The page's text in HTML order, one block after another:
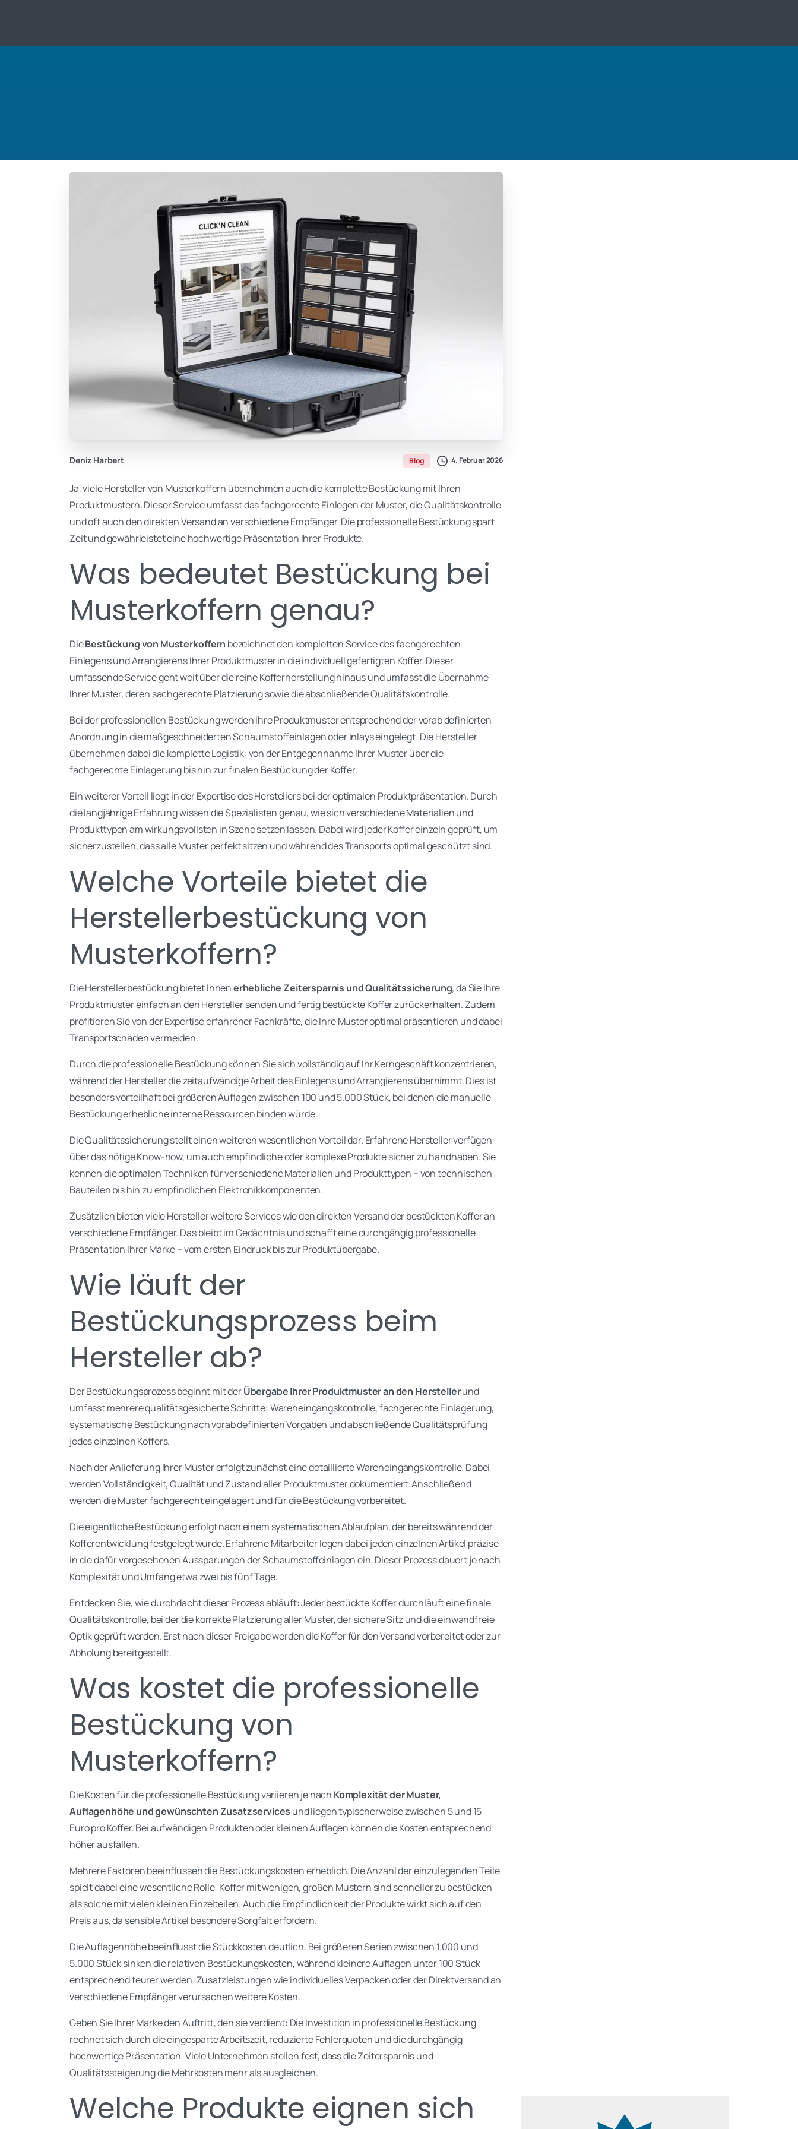
Deniz Harbert Blog 4. Februar 2026
Ja, viele Hersteller von Musterkoffern übernehmen auch die komplette Bestückung mit Ihren
Produktmustern. Dieser Service umfasst das fachgerechte Einlegen der Muster, die Qualitätskontrolle
und oft auch den direkten Versand an verschiedene Empfänger. Die professionelle Bestückung spart
Zeit und gewährleistet eine hochwertige Präsentation Ihrer Produkte.
Was bedeutet Bestückung bei
Musterkoffern genau?
DieBestückung von Musterkoffern bezeichnet den kompletten Service des fachgerechten
Einlegens und Arrangierens Ihrer Produktmuster in die individuell gefertigten Koffer. Dieser
umfassende Service geht weit über die reine Kofferherstellung hinaus und umfasst die Übernahme
Ihrer Muster, deren sachgerechte Platzierung sowie die abschließende Qualitätskontrolle.
Bei der professionellen Bestückung werden Ihre Produktmuster entsprechend der vorab definierten
Anordnung in die maßgeschneiderten Schaumstoffeinlagen oder Inlays eingelegt. Die Hersteller
übernehmen dabei die komplette Logistik: von der Entgegennahme Ihrer Muster über die
fachgerechte Einlagerung bis hin zur finalen Bestückung der Koffer.
Ein weiterer Vorteil liegt in der Expertise des Herstellers bei der optimalen Produktpräsentation. Durch
die langjährige Erfahrung wissen die Spezialisten genau, wie sich verschiedene Materialien und
Produkttypen am wirkungsvollsten in Szene setzen lassen. Dabei wird jeder Koffer einzeln geprüft, um
sicherzustellen, dass alle Muster perfekt sitzen und während des Transports optimal geschützt sind.
Welche Vorteile bietet die
Herstellerbestückung von
Musterkoffern?
Die Herstellerbestückung bietet Ihnenerhebliche Zeitersparnis und Qualitätssicherung, da Sie Ihre
Produktmuster einfach an den Hersteller senden und fertig bestückte Koffer zurückerhalten. Zudem
profitieren Sie von der Expertise erfahrener Fachkräfte, die Ihre Muster optimal präsentieren und dabei
Transportschäden vermeiden.
Durch die professionelle Bestückung können Sie sich vollständig auf Ihr Kerngeschäft konzentrieren,
während der Hersteller die zeitaufwändige Arbeit des Einlegens und Arrangierens übernimmt. Dies ist
besonders vorteilhaft bei größeren Auflagen zwischen 100 und 5.000 Stück, bei denen die manuelle
Bestückung erhebliche interne Ressourcen binden würde.
Die Qualitätssicherung stellt einen weiteren wesentlichen Vorteil dar. Erfahrene Hersteller verfügen
über das nötige Know-how, um auch empfindliche oder komplexe Produkte sicher zu handhaben. Sie
kennen die optimalen Techniken für verschiedene Materialien und Produkttypen – von technischen
Bauteilen bis hin zu empfindlichen Elektronikkomponenten.
Zusätzlich bieten viele Hersteller weitere Services wie den direkten Versand der bestückten Koffer an
verschiedene Empfänger. Das bleibt im Gedächtnis und schafft eine durchgängig professionelle
Präsentation Ihrer Marke – vom ersten Eindruck bis zur Produktübergabe.
Wie läuft der
Bestückungsprozess beim
Hersteller ab?
Der Bestückungsprozess beginnt mit derÜbergabe Ihrer Produktmuster an den Herstellerund
umfasst mehrere qualitätsgesicherte Schritte: Wareneingangskontrolle, fachgerechte Einlagerung,
systematische Bestückung nach vorab definierten Vorgaben und abschließende Qualitätsprüfung
jedes einzelnen Koffers.
Nach der Anlieferung Ihrer Muster erfolgt zunächst eine detaillierte Wareneingangskontrolle. Dabei
werden Vollständigkeit, Qualität und Zustand aller Produktmuster dokumentiert. Anschließend
werden die Muster fachgerecht eingelagert und für die Bestückung vorbereitet.
Die eigentliche Bestückung erfolgt nach einem systematischen Ablaufplan, der bereits während der
Kofferentwicklung festgelegt wurde. Erfahrene Mitarbeiter legen dabei jeden einzelnen Artikel präzise
in die dafür vorgesehenen Aussparungen der Schaumstoffeinlagen ein. Dieser Prozess dauert je nach
Komplexität und Umfang etwa zwei bis fünf Tage.
Entdecken Sie, wie durchdacht dieser Prozess abläuft: Jeder bestückte Koffer durchläuft eine finale
Qualitätskontrolle, bei der die korrekte Platzierung aller Muster, der sichere Sitz und die einwandfreie
Optik geprüft werden. Erst nach dieser Freigabe werden die Koffer für den Versand vorbereitet oder zur
Abholung bereitgestellt.
Was kostet die professionelle
Bestückung von
Musterkoffern?
Die Kosten für die professionelle Bestückung variieren je nach Komplexität der Muster,
Auflagenhöhe und gewünschten Zusatzservices und liegen typischerweise zwischen 5 und 15
Euro pro Koffer. Bei aufwändigen Produkten oder kleinen Auflagen können die Kosten entsprechend
höher ausfallen.
Mehrere Faktoren beeinflussen die Bestückungskosten erheblich. Die Anzahl der einzulegenden Teile
spielt dabei eine wesentliche Rolle: Koffer mit wenigen, großen Mustern sind schneller zu bestücken
als solche mit vielen kleinen Einzelteilen. Auch die Empfindlichkeit der Produkte wirkt sich auf den
Preis aus, da sensible Artikel besondere Sorgfalt erfordern.
Die Auflagenhöhe beeinflusst die Stückkosten deutlich. Bei größeren Serien zwischen 1.000 und
5.000 Stück sinken die relativen Bestückungskosten, während kleinere Auflagen unter 100 Stück
entsprechend teurer werden. Zusatzleistungen wie individuelles Verpacken oder der Direktversand an
verschiedene Empfänger verursachen weitere Kosten.
Geben Sie Ihrer Marke den Auftritt, den sie verdient: Die Investition in professionelle Bestückung
rechnet sich durch die eingesparte Arbeitszeit, reduzierte Fehlerquoten und die durchgängig
hochwertige Präsentation. Viele Unternehmen stellen fest, dass die Zeitersparnis und
Qualitätssteigerung die Mehrkosten mehr als ausgleichen.
Welche Produkte eignen sich